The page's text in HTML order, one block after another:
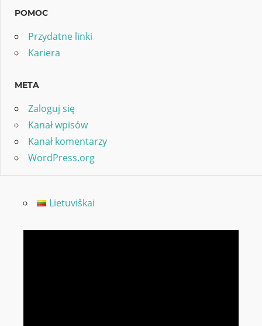
POMOC
Przydatne linki
Kariera
META
Zaloguj się
Kanał wpisów
Kanał komentarzy
WordPress.org
Lietuviškai